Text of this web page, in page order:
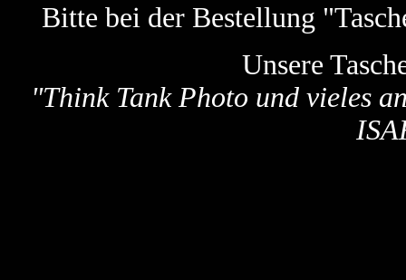
Bitte bei der Bestellung
Unsere
"Think Tank Photo und vieles